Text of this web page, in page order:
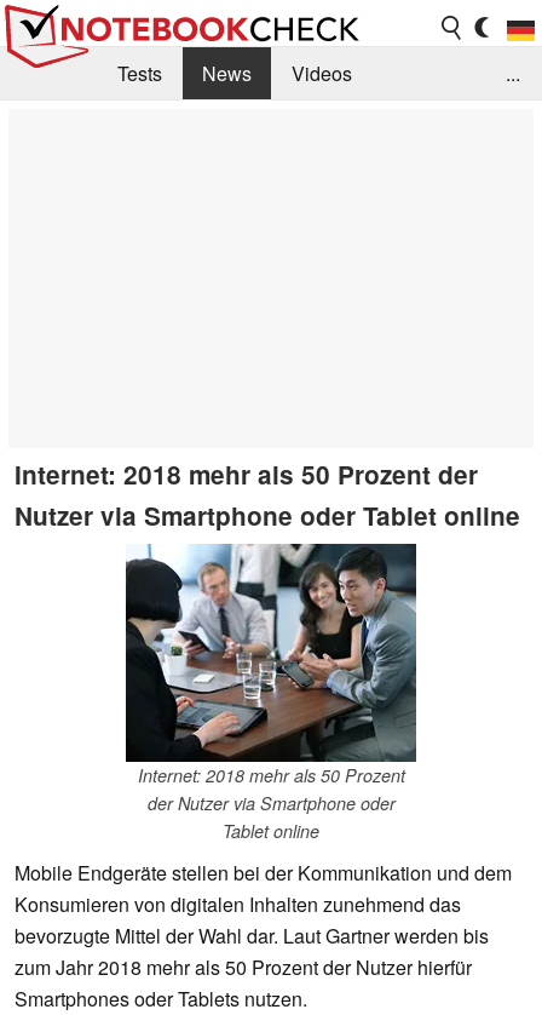
Tests News
Videos
...
Internet: 2018 mehr als 50 Prozent der
Nutzer via Smartphone oder Tablet online
Internet: 2018 mehr als 50 Prozent
der Nutzer via Smartphone oder
Tablet online
Mobile Endgeräte stellen bei der Kommunikation und dem
Konsumieren von digitalen Inhalten zunehmend das
bevorzugte Mittel der Wahl dar. Laut Gartner werden bis
zum Jahr 2018 mehr als 50 Prozent der Nutzer hierfür
Smartphones oder Tablets nutzen.